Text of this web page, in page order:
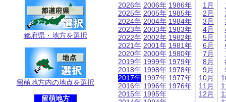
都府県・地方を選択
留萌地方内の地点を選択
留萌地方
2026年
2025年
2024年
2023年
2022年
2021年
2020年
2019年
2018年
2017年
2016年
2015年
2006年
2005年
2004年
2003年
2002年
2001年
2000年
1999年
1998年
1997年
1996年
1995年
1986年
1985年
1984年
1983年
1982年
1981年
1980年
1979年
1978年
1977年
1976年
1月
2月
3月
4月
5月
6月
7月
8月
9月
10月
11月
12月